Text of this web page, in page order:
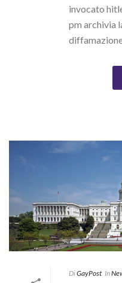
invocato
pm archivia
DiGayPost In